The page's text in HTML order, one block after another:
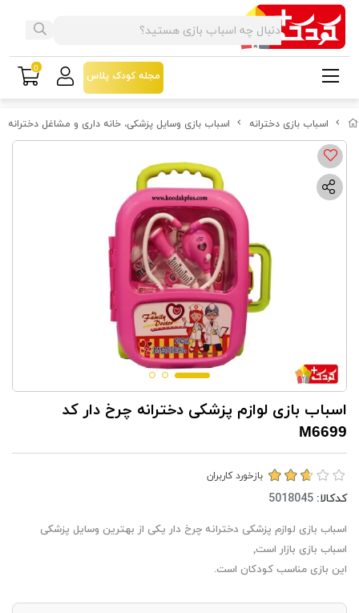
اسباب بازی دخترانه اسباب بازی وسایل پزشکی، خانه داری و مشاغل دخترانه
اسباب بازی لوازم پزشکی دخترانه چرخ دار کد
M6699
بازخورد کاربران
کدکالا:
اسباب بازی لوازم پزشکی دخترانه چرخ دار یکی از بهترین وسایل پزشکی
اسباب بازی بازار است,
این بازی مناسب کودکان است.
مجله کودک پلاس
0